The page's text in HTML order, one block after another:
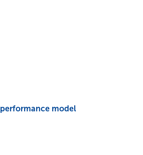
performance model